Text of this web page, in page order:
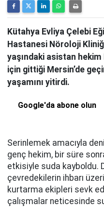
Kütahya Evliya Çelebi
Hastanesi Nöroloji
yaşındaki asistan hekim
için gittiği Mersin’de
yaşamını yitirdi.
Google'da abone olun
Serinlemek amacıyla
genç hekim, bir süre
etkisiyle suda kayboldu.
çevredekilerin ihbarı
kurtarma ekipleri sevk
çalışmalar neticesinde